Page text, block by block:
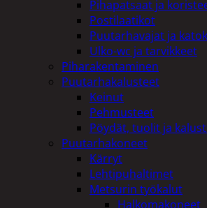
Pihapatsaat ja
Postilaatikot
Puutarhavajat ja
Ulko-wc ja tarvikkeet
Piharakentaminen
Puutarhakalusteet
Keinut
Pehmusteet
Pöydät, tuolit ja
Puutarhakoneet
Kärryt
Lehtipuhaltimet
Metsurin työkalut
Halkomakoneet